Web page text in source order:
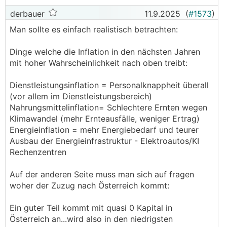
derbauer 11.9.2025 (#1573)
Man sollte es einfach realistisch betrachten:
Dinge welche die Inflation in den nächsten Jahren
mit hoher Wahrscheinlichkeit nach oben treibt:
Dienstleistungsinflation = Personalknappheit überall
(vor allem im Dienstleistungsbereich)
Nahrungsmittelinflation= Schlechtere Ernten wegen
Klimawandel (mehr Ernteausfälle, weniger Ertrag)
Energieinflation = mehr Energiebedarf und teurer
Ausbau der Energieinfrastruktur - Elektroautos/KI
Rechenzentren
Auf der anderen Seite muss man sich auf fragen
woher der Zuzug nach Österreich kommt:
Ein guter Teil kommt mit quasi 0 Kapital in
Österreich an...wird also in den niedrigsten